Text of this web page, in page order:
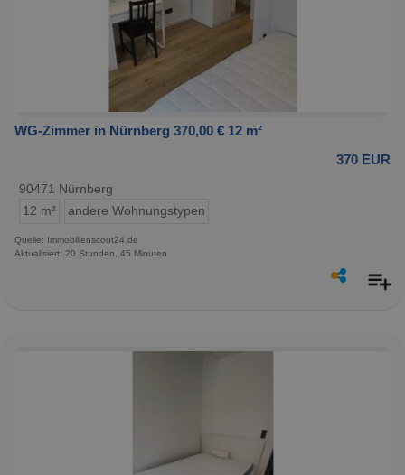
WG-Zimmer in Nürnberg 370,00 € 12 m²
370 EUR
90471 Nürnberg
12 m²
andere Wohnungstypen
Quelle: Immobilienscout24.de
Aktualisiert: 20 Stunden, 45 Minuten